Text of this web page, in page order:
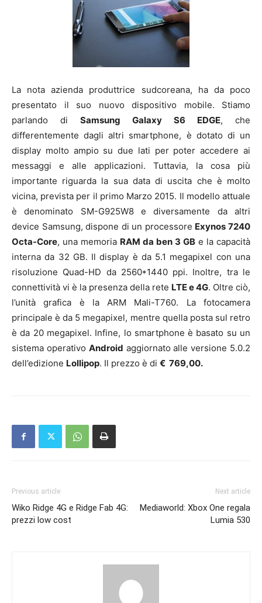
La nota azienda produttrice sudcoreana, ha da poco
presentato il suo nuovo dispositivo mobile. Stiamo
parlando di Samsung Galaxy S6 EDGE, che
differentemente dagli altri smartphone, è dotato di un
display molto ampio su due lati per poter accedere ai
messaggi e alle applicazioni. Tuttavia, la cosa più
importante riguarda la sua data di uscita che è molto
vicina, prevista per il primo Marzo 2015. Il modello attuale
è denominato SM-G925W8 e diversamente da altri
device Samsung, dispone di un processore Exynos 7240
Octa-Core, una memoria RAM da ben 3 GB e la capacità
interna da 32 GB. Il display è da 5.1 megapixel con una
risoluzione Quad-HD da 2560*1440 ppi. Inoltre, tra le
connettività vi è la presenza della rete LTE e 4G. Oltre ciò,
l’unità grafica è la ARM Mali-T760. La fotocamera
principale è da 5 megapixel, mentre quella posta sul retro
è da 20 megapixel. Infine, lo smartphone è basato su un
sistema operativo Android aggiornato alle versione 5.0.2
dell’edizione Lollipop. Il prezzo è di € 769,00.
Previous article
Wiko Ridge 4G e Ridge Fab 4G:
prezzi low cost
Next article
Mediaworld: Xbox One regala
Lumia 530